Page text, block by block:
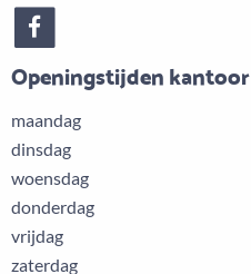
Openingstijden kantoor
maandag
dinsdag
woensdag
donderdag
vrijdag
zaterdag